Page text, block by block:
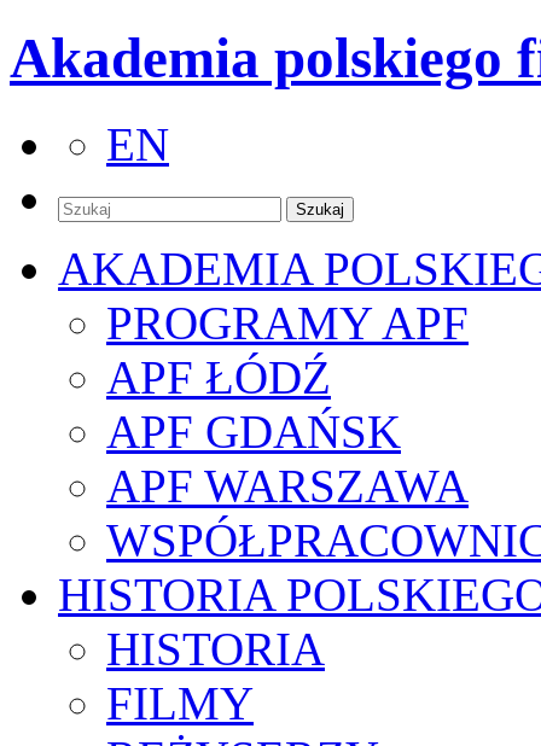
Akademia polskiego
EN
AKADEMIA
PROGRAMY APF
APF ŁÓDŹ
APF GDAŃSK
APF WARSZAWA
HISTORIA
HISTORIA
FILMY